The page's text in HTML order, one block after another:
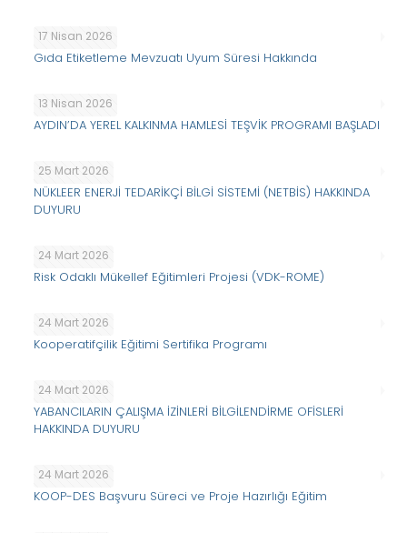
17 Nisan 2026
Gıda Etiketleme Mevzuatı Uyum Süresi Hakkında
13 Nisan 2026
AYDIN’DA YEREL KALKINMA HAMLESİ TEŞVİK PROGRAMI BAŞLADI
25 Mart 2026
NÜKLEER ENERJİ TEDARİKÇİ BİLGİ SİSTEMİ (NETBİS) HAKKINDA
DUYURU
24 Mart 2026
Risk Odaklı Mükellef Eğitimleri Projesi (VDK-ROME)
24 Mart 2026
Kooperatifçilik Eğitimi Sertifika Programı
24 Mart 2026
YABANCILARIN ÇALIŞMA İZİNLERİ BİLGİLENDİRME OFİSLERİ
HAKKINDA DUYURU
24 Mart 2026
KOOP-DES Başvuru Süreci ve Proje Hazırlığı Eğitim